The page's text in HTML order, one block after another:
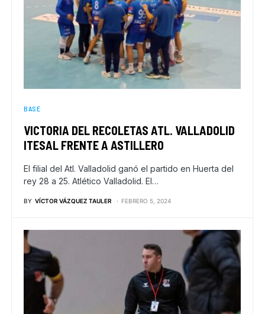
BASE
VICTORIA DEL RECOLETAS ATL. VALLADOLID
ITESAL FRENTE A ASTILLERO
El filial del Atl. Valladolid ganó el partido en Huerta del
rey 28 a 25. Atlético Valladolid. El…
BY VÍCTOR VÁZQUEZ TAULER FEBRERO 5, 2024